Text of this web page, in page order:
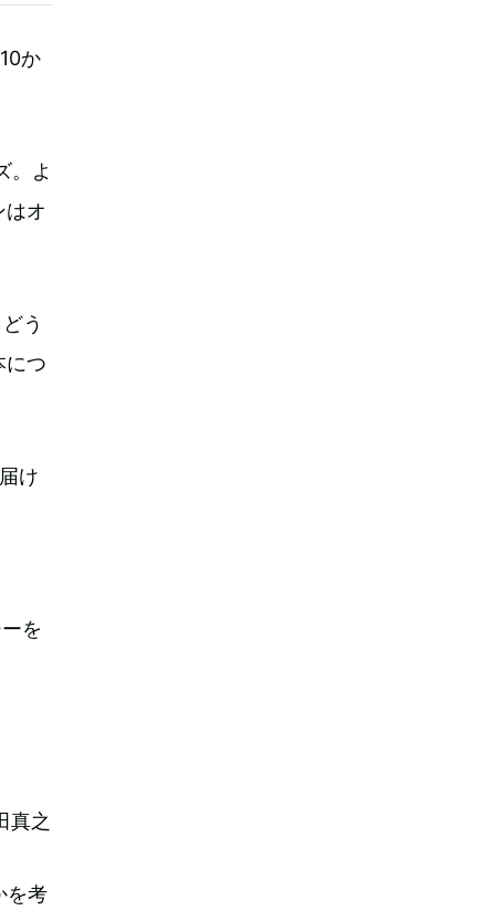
か
。よ
はオ
う
につ
け
を
真之
を考